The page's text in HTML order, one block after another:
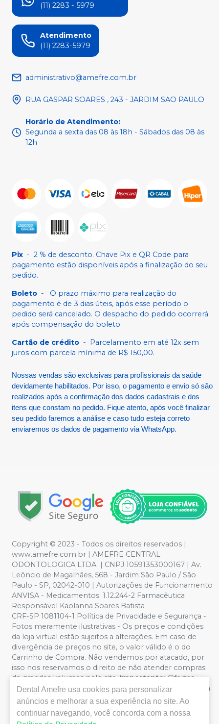
(11) 2283 - 5979
Atendimento
(11) 2283-5979
administrativo@amefre.com.br
RUA GASPAR SOARES , 243 - JARDIM SAO PAULO
Horário de Atendimento:
Segunda a sexta das 08 às 18h - Sábados das 08 às
12h
Pix - 2 % de desconto. Chave Pix e QR Code para
pagamento estão disponíveis após a finalização do seu
pedido.
Boleto -
O prazo máximo para realização do
pagamento é de 3 dias úteis, após esse período o
pedido será cancelado. O despacho do pedido ocorrerá
após compensação do boleto.
Cartão de crédito - Parcelamento em até 12x sem
juros com parcela mínima de R$ 150,00.
Nossas vendas são exclusivas para profissionais da saúde
devidamente habilitados. Por isso, o pagamento e envio só são
realizados após a confirmação dos dados cadastrais e dos
itens que constam no pedido. Fique atento, após você finalizar
seu pedido faremos a análise e caso tudo esteja correto
enviaremos os dados de pagamento via WhatsApp.
Copyright © 2023 - Todos os direitos reservados |
www.amefre.com.br | AMEFRE CENTRAL
ODONTOLOGICA LTDA | CNPJ 10591353000167 | Av.
Leôncio de Magalhães, 568 - Jardim São Paulo / São
Paulo - SP, 02042-010 | Autorizações de Funcionamento
ANVISA - Medicamentos: 1.12.244-2 Farmacêutica
Responsável Kaolanna Soares Batista
CRF-SP 1081104-1 Política de Privacidade e Segurança -
Fotos meramente ilustrativas - Os preços e condições
da loja virtual estão sujeitos a alterações. Em caso de
divergência de preços no site, o valor válido é o do
Carrinho de Compra. Não vendemos por atacado, por
isso nos reservamos o direito de não atender compras
de grandes volumes pelo site. Importante: Ofertas
válidas enquanto durarem os estoques. Vendas sujeitas a
análise, disponibilidade e confirmação de dados pela
Dental Amefre. CUPONS DE DESCONTO NÃO SÃO
VÁLIDOS PARA OFERTAS DA CATEGORIA LIQUIDA
Dental Amefre usa cookies para personalizar
anúncios e melhorar a sua experiência no site. Ao
continuar navegando, você concorda com a nossa